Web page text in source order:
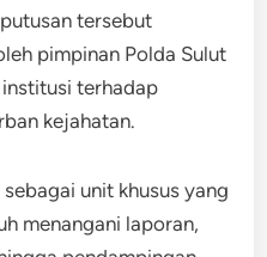
tersebut
pimpinan Polda Sulut
terhadap
kejahatan.
unit khusus yang
menangani laporan,